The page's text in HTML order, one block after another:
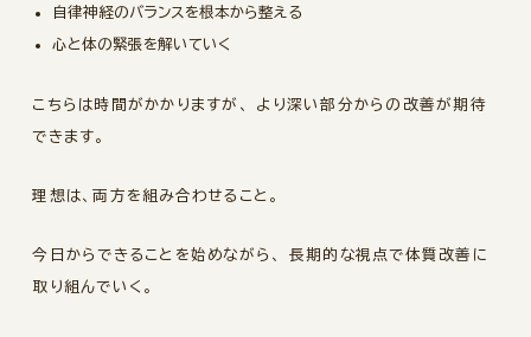
自律神経のバランスを根本から整える
心と体の緊張を解いていく
こちらは時間がかかりますが、 より深い部分からの改善が期待
できます。
理想は、両方を組み合わせること。
今日からできることを始めながら、 長期的な視点で体質改善に
取り組んでいく。